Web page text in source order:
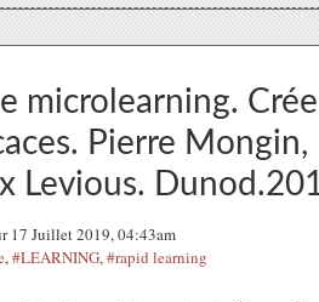
microlearning.
Pierre Mongin,
Levious.
17 Juillet 2019, 04:43am
,#LEARNING,#rapid learning